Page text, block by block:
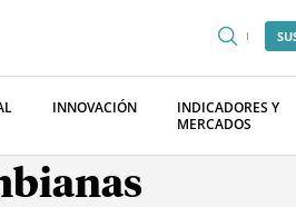
INNOVACIÓN
INDICADORES Y
MERCADOS